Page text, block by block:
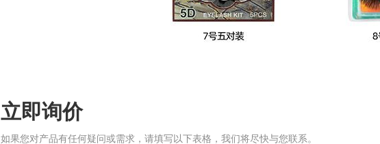
立即询价
如果您对产品有任何疑问或需求，请填写以下表格，我们将尽快与您联系。